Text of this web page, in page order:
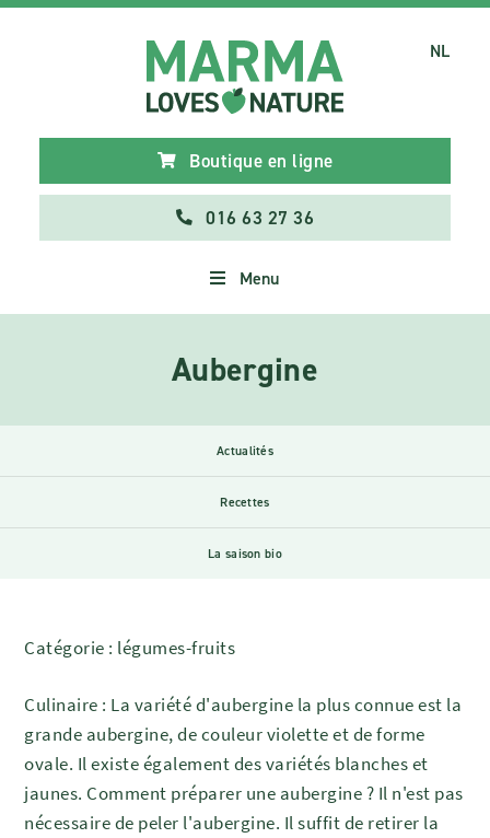
Boutique en ligne
016 63 27 36
Menu
NL
Aubergine
Actualités
Recettes
La saison bio
Catégorie : légumes-fruits
Culinaire : La variété d'aubergine la plus connue est la
grande aubergine, de couleur violette et de forme
ovale. Il existe également des variétés blanches et
jaunes. Comment préparer une aubergine ? Il n'est pas
nécessaire de peler l'aubergine. Il suffit de retirer la